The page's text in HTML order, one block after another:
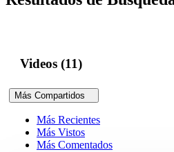
Videos (11)
Más Compartidos
Más Recientes
Más Vistos
Más Comentados